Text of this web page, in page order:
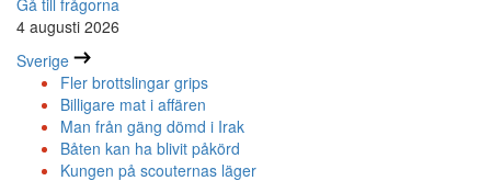
Gå till frågorna
4 augusti 2026
Sverige
Fler brottslingar grips
Billigare mat i affären
Man från gäng dömd i Irak
Båten kan ha blivit påkörd
Kungen på scouternas läger